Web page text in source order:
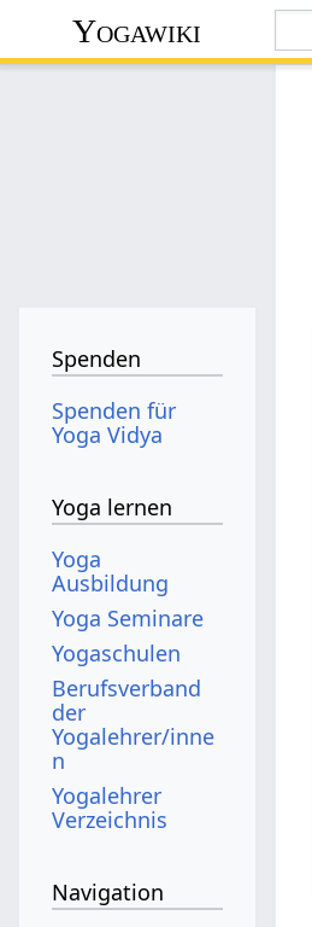
Yogawiki
Spenden
Spenden für
Yoga Vidya
Yoga lernen
Yoga
Ausbildung
Yoga Seminare
Yogaschulen
Berufsverband
der
Yogalehrer/inne
n
Yogalehrer
Verzeichnis
Navigation